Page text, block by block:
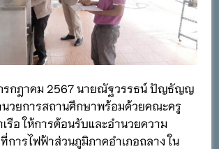
ปลอดภัยในการใช้รถใช้ถนน
รกฎาคม 2567 นายณัฐวรรธน์ ปัญธัญญ
วยการสถานศึกษาพร้อมด้วยคณะครู
เรือ ให้การต้อนรับและอำนวยความ
การไฟฟ้าส่วนภูมิภาคอำเภอถลาง ใน